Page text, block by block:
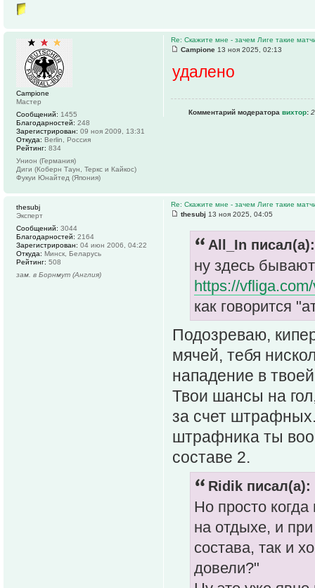
Re: Скажите мне - зачем Лиге такие
Campione 13 ноя 2025, 02:13
удалено
Комментарий модератора вихтор:
Campione
Мастер
Сообщений: 1455
Благодарностей: 248
Зарегистрирован: 09 ноя 2009, 13:31
Откуда: Berlin, Россия
Рейтинг: 834
Унион (Германия)
Диги (Коберн Таун, Теркс и Кайкос)
Фукуи Юнайтед (Япония)
Re: Скажите мне - зачем Лиге такие
thesubj 13 ноя 2025, 04:05
All_In писал(а):
ну здесь
https://
как говорится
Подозреваю,
мячей, тебя
нападение в
Твои шансы на
за счет
штрафника ты
составе 2.
Ridik писал(а):
Но просто
на отдыхе, и
состава, так и
довели?"
thesubj
Эксперт
Сообщений: 3044
Благодарностей: 2164
Зарегистрирован: 04 июн 2006, 04:22
Откуда: Минск, Беларусь
Рейтинг: 508
зам. в Борнмут (Англия)